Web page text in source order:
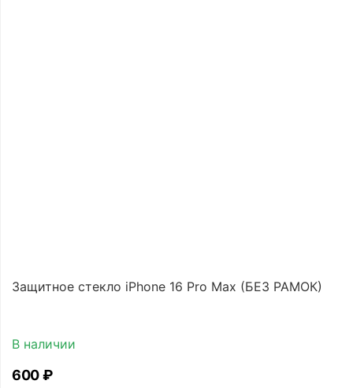
Защитное стекло iPhone 16 Pro Max (БЕЗ РАМОК)
В наличии
‍600‍₽